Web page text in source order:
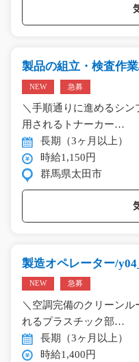
製品の組立・検査作
NEW 急募
＼手順通りに進めるシ
用されるトナーカー…
長期（3ヶ月以上）
時給1,150円
群馬県太田市
製造オペレーター/
NEW 急募
＼空調完備のクリーンル
れるプラスチック部…
長期（3ヶ月以上）
時給1,400円